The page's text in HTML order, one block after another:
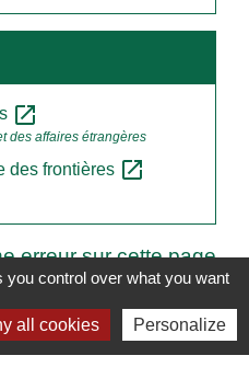
open_in_new
des affaires étrangères
des frontières open_in_new
erreur sur cette page
control over what you want
all cookies Personalize